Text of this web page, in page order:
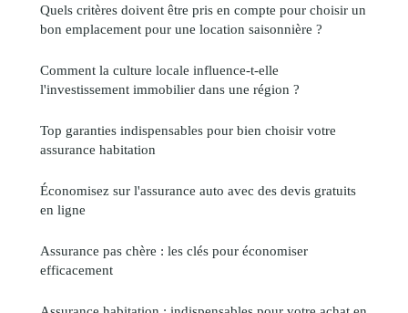
Quels critères doivent être pris en compte pour choisir un
bon emplacement pour une location saisonnière ?
Comment la culture locale influence-t-elle
l'investissement immobilier dans une région ?
Top garanties indispensables pour bien choisir votre
assurance habitation
Économisez sur l'assurance auto avec des devis gratuits
en ligne
Assurance pas chère : les clés pour économiser
efficacement